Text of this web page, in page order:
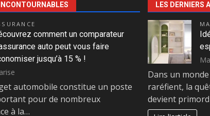
comment un comparateur
auto peut vous faire
jusqu’à 15 % !
automobile constitue un poste
pour de nombreux
à la…
LES DERNIERS
Dans un
raréfient, la
devient